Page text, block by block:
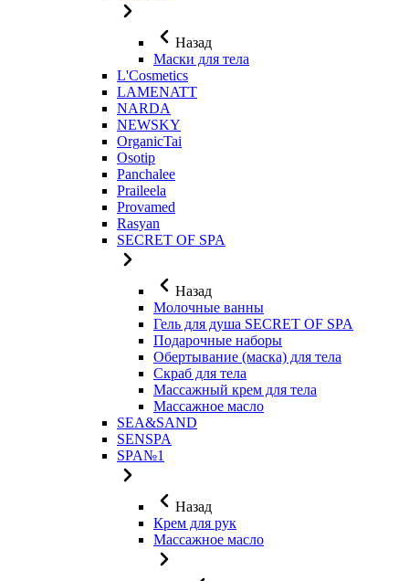
Назад
Маски для тела
L'Cosmetics
LAMENATT
NARDA
NEWSKY
OrganicTai
Osotip
Panchalee
Praileela
Provamed
Rasyan
SECRET OF SPA
Назад
Молочные ванны
Гель для душа SECRET OF SPA
Подарочные наборы
Обертывание (маска) для тела
Скраб для тела
Массажный крем для тела
Массажное масло
SEA&SAND
SENSPA
SPA№1
Назад
Крем для рук
Массажное масло